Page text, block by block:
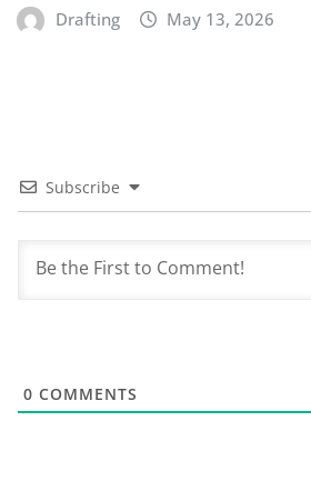
Drafting May 13, 2026
Subscribe
0 COMMENTS